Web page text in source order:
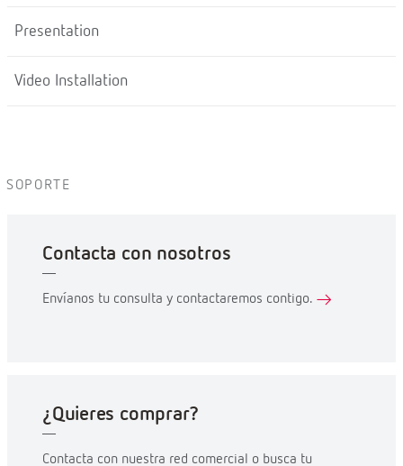
Presentation
Video Installation
SOPORTE
Contacta con nosotros
Envíanos tu consulta y contactaremos contigo.
¿Quieres comprar?
Contacta con nuestra red comercial o busca tu